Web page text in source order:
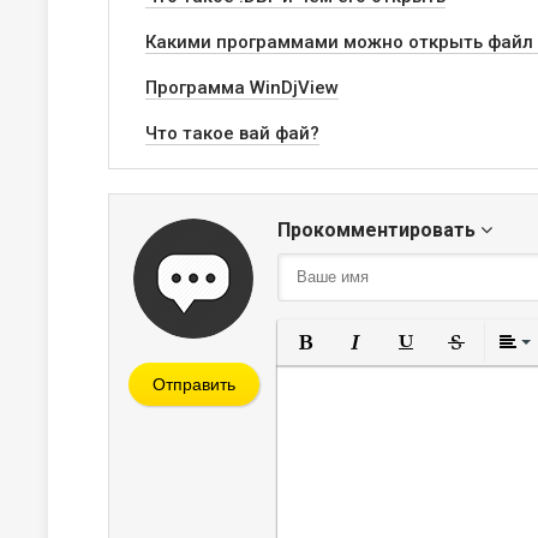
Какими программами можно открыть файл
Программа WinDjView
Что такое вай фай?
Прокомментировать
Полужирный
Курсив
Отправить